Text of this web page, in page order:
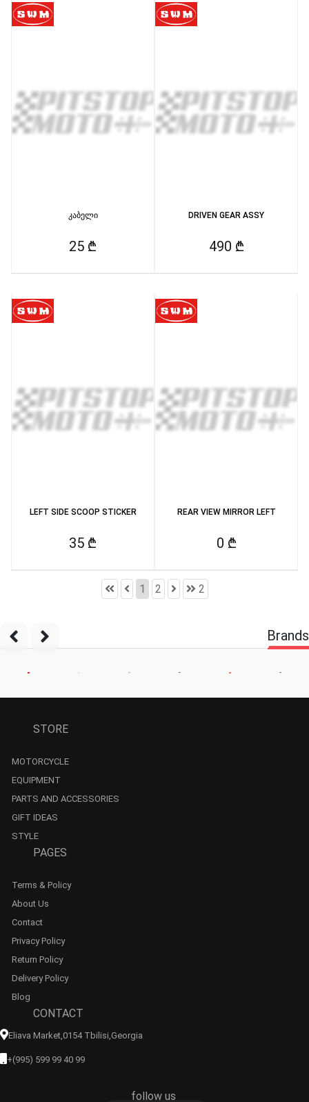
კაბელი
25 ₾
DRIVEN GEAR ASSY
490 ₾
LEFT SIDE SCOOP STICKER
35 ₾
REAR VIEW MIRROR LEFT
0 ₾
1 2 2
Brands
STORE
MOTORCYCLE
EQUIPMENT
PARTS AND ACCESSORIES
GIFT IDEAS
STYLE
PAGES
Terms & Policy
About Us
Contact
Privacy Policy
Return Policy
Delivery Policy
Blog
CONTACT
Eliava Market,0154 Tbilisi,georgia
+(995) 599 99 40 99
follow us